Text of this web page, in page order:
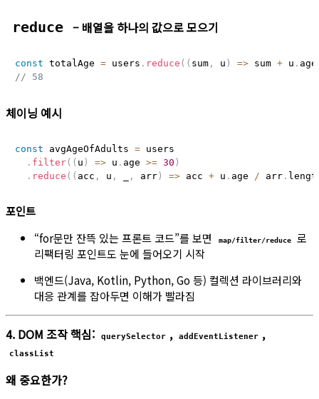
reduce – 배열을 하나의 값으로 모으기
const totalAge = users . reduce ( ( sum, u ) => sum + u . age
// 58
체이닝 예시
const avgAgeOfAdults = users
. filter( ( u ) => u . age >= 30 )
. reduce ( ( acc , u , , arr) => acc + u . age / arr.
포인트
“for문만 잔뜩 있는 프론트 코드”를 보면
map/filter/reduce
로
리팩터링 포인트도 눈에 들어오기 시작
백엔드(Java, Kotlin, Python, Go 등) 컬렉션 라이브러리와
대응 관계를 잡아두면 이해가 빨라짐
4. DOM 조작 핵심: querySelector , addEventListener ,
classList
왜 중요한가?